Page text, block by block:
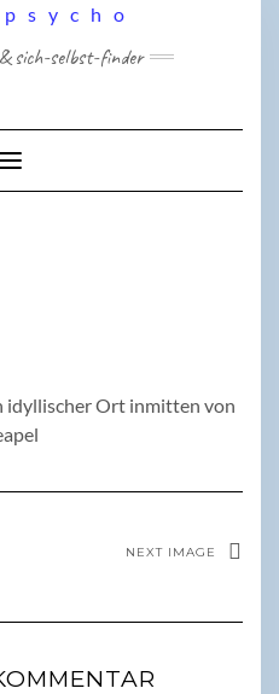
sich-selbst-finder
Toggle Navigation
idyllischer Ort inmitten von
NEXT IMAGE